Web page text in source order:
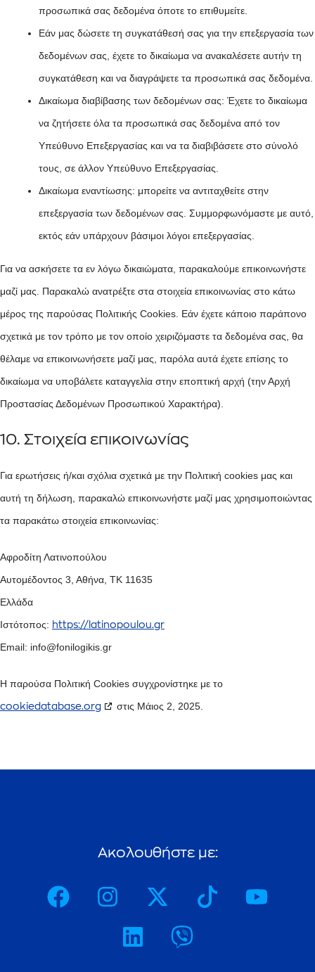
προσωπικά σας δεδομένα όποτε το επιθυμείτε.
Εάν μας δώσετε τη συγκατάθεσή σας για την επεξεργασία των
δεδομένων σας, έχετε το δικαίωμα να ανακαλέσετε αυτήν τη
συγκατάθεση και να διαγράψετε τα προσωπικά σας δεδομένα.
Δικαίωμα διαβίβασης των δεδομένων σας: Έχετε το δικαίωμα
να ζητήσετε όλα τα προσωπικά σας δεδομένα από τον
Υπεύθυνο Επεξεργασίας και να τα διαβιβάσετε στο σύνολό
τους, σε άλλον Υπεύθυνο Επεξεργασίας.
Δικαίωμα εναντίωσης: μπορείτε να αντιταχθείτε στην
επεξεργασία των δεδομένων σας. Συμμορφωνόμαστε με αυτό,
εκτός εάν υπάρχουν βάσιμοι λόγοι επεξεργασίας.
Για να ασκήσετε τα εν λόγω δικαιώματα, παρακαλούμε επικοινωνήστε
μαζί μας. Παρακαλώ ανατρέξτε στα στοιχεία επικοινωνίας στο κάτω
μέρος της παρούσας Πολιτικής Cookies. Εάν έχετε κάποιο παράπονο
σχετικά με τον τρόπο με τον οποίο χειριζόμαστε τα δεδομένα σας, θα
θέλαμε να επικοινωνήσετε μαζί μας, παρόλα αυτά έχετε επίσης το
δικαίωμα να υποβάλετε καταγγελία στην εποπτική αρχή (την Αρχή
Προστασίας Δεδομένων Προσωπικού Χαρακτήρα).
10. Στοιχεία επικοινωνίας
Για ερωτήσεις ή/και σχόλια σχετικά με την Πολιτική cookies μας και
αυτή τη δήλωση, παρακαλώ επικοινωνήστε μαζί μας χρησιμοποιώντας
τα παρακάτω στοιχεία επικοινωνίας:
Αφροδίτη Λατινοπούλου
Αυτομέδοντος 3, Αθήνα, ΤΚ 11635
Ελλάδα
Ιστότοπος: https://latinopoulou.gr
Email: info@fonilogikis.gr
Η παρούσα Πολιτική Cookies συγχρονίστηκε με το
cookiedatabase.org στις Μάιος 2, 2025.
Aκολουθήστε με: